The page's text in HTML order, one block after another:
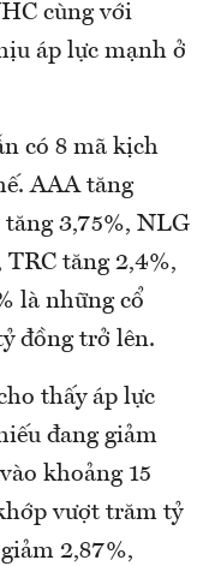
cùng với
áp lực mạnh ở
có 8 mã kịch
AAA tăng
3,75%, NLG
TRC tăng 2,4%,
là những cổ
đồng trở lên.
thấy áp lực
đang giảm
khoảng 15
vượt trăm tỷ
2,87%,